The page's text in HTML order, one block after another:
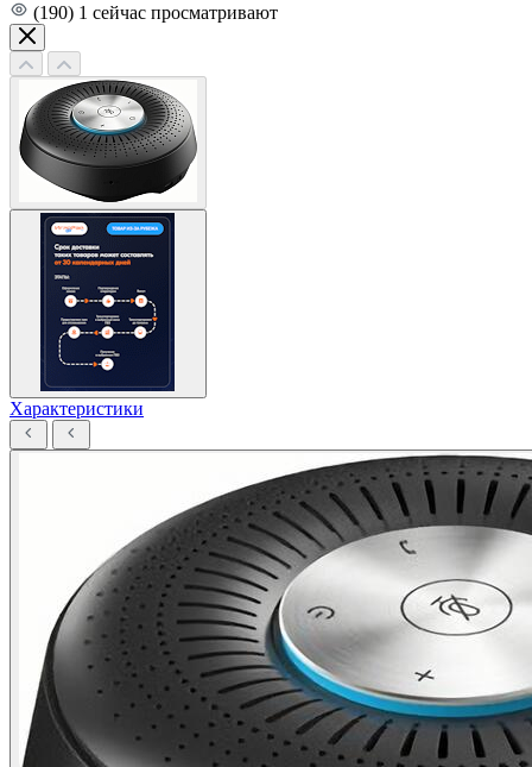
(190) 1 сейчас просматривают
Характеристики